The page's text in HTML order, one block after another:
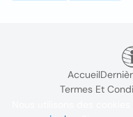
Accueil
Termes Et